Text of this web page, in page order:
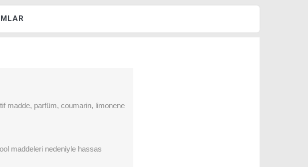
madde, parfüm, coumarin, limonene
maddeleri nedeniyle hassas